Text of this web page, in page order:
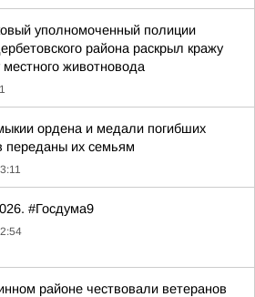
уполномоченный полиции
района раскрыл кражу
животновода
ордена и медали погибших
переданы их семьям
#Госдума9
районе чествовали ветеранов